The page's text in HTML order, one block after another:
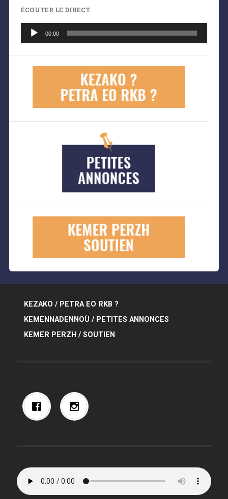
ÉCOUTER LE DIRECT
Lecteur
audio
00:00
KEZAKO / PETRA EO RKB ?
KEMENNADENNOÙ / PETITES ANNONCES
KEMER PERZH / SOUTIEN